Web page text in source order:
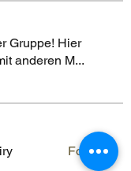
Gruppe! Hier
anderen M...
Folgen